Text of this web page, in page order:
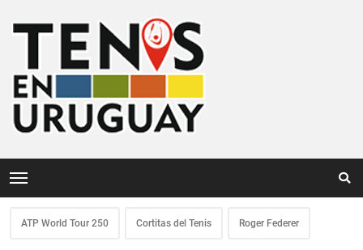
ATP World Tour 250 Cortitas del Tenis Roger Federer